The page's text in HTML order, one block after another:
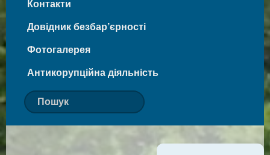
Контакти
Довідник безбар’єрності
Фотогалерея
Антикорупційна діяльність